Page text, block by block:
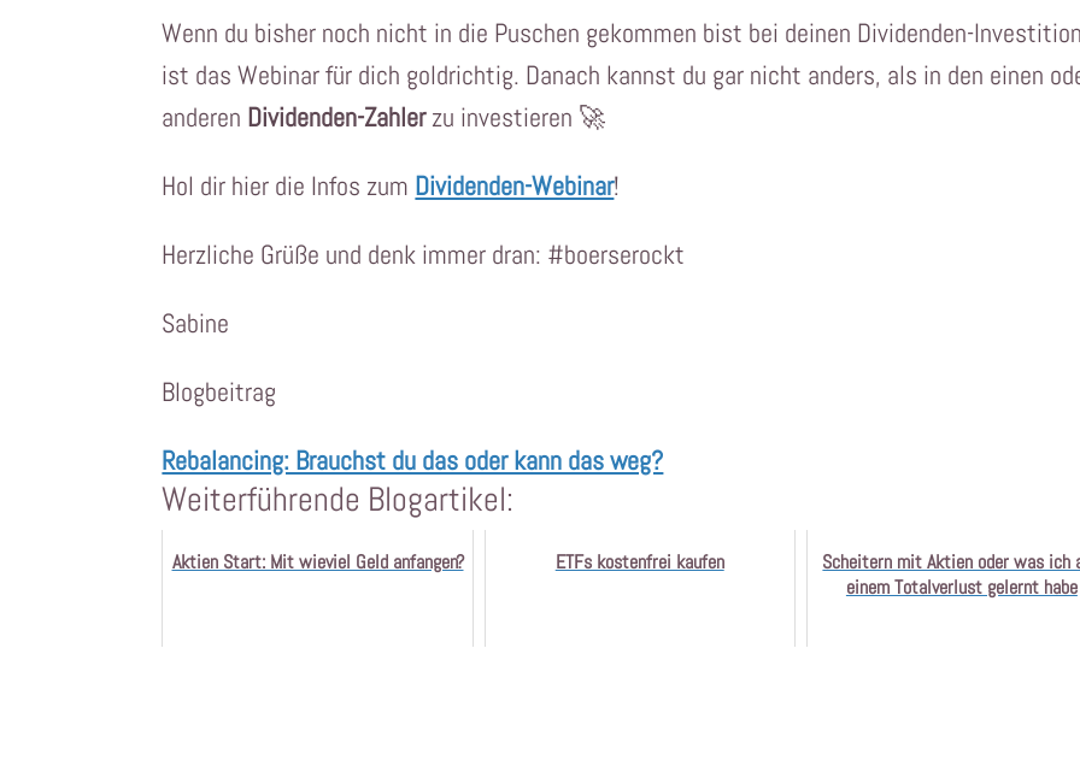
Wenn du bisher noch nicht in die Puschen gekommen bist bei deinen Dividenden-
ist das Webinar für dich goldrichtig. Danach kannst du gar nicht anders, als in den einen
anderen Dividenden-Zahlerzu investieren 🚀
Hol dir hier die Infos zum Dividenden-Webinar!
Herzliche Grüße und denk immer dran: #boerserockt
Sabine
Blogbeitrag
Rebalancing: Brauchst du das oder kann das weg?
Weiterführende Blogartikel:
Aktien Start: Mit wieviel Geld anfangen? ETFs kostenfrei kaufen
Scheitern mit Aktien oder was ich
einem Totalverlust gelernt habe